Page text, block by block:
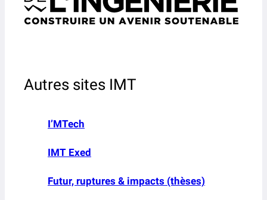
Autres sites IMT
I’MTech
IMT Exed
Futur, ruptures & impacts (thèses)